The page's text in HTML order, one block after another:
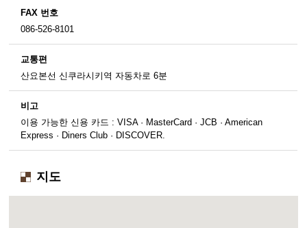
FAX 번호
086-526-8101
교통편
산요본선 신쿠라시키역 자동차로 6분
비고
이용 가능한 신용 카드 : VISA · MasterCard · JCB · American
Express · Diners Club · DISCOVER.
지도